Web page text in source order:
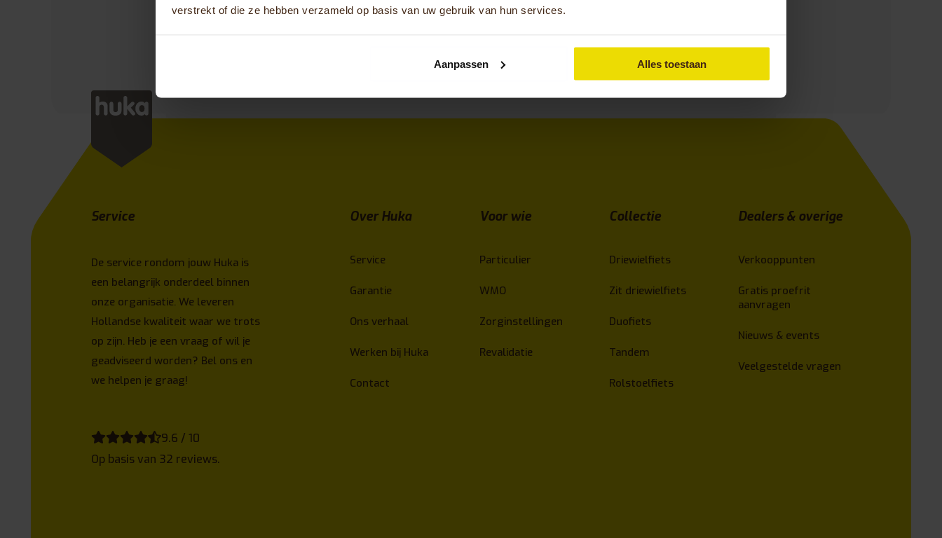
verstrekt of die ze hebben verzameld op basis van uw gebruik van hun services.
Aanpassen Alles toestaan
Wil jij deel uitmaken van ons team? Bekijk dan onzewerken-bij-Huka
Service
De service rondom jouw Huka is
een belangrijk onderdeel binnen
onze organisatie. We leveren
Hollandse kwaliteit waar we trots
op zijn. Heb je een vraag of wil je
geadviseerd worden? Bel ons en
we helpen je graag!
9.6 / 10
Op basis van 32 reviews.
Over Huka
Service
Garantie
Ons verhaal
Werken bij Huka
Contact
Voor wie
Particulier
WMO
Zorginstellingen
Revalidatie
Collectie
Driewielfiets
Zit driewielfiets
Duofiets
Tandem
Rolstoelfiets
Dealers & overige
Verkooppunten
Gratis proefrit
aanvragen
Nieuws & events
Veelgestelde vragen